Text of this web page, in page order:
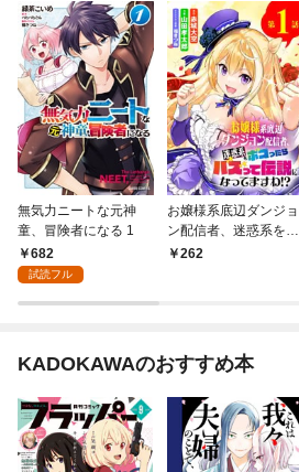
無気力ニートな元神
童、冒険者になる 1
682
試読フル
お嬢様系底辺ダンジョ
ン配信者、迷惑系をボ
コったらバズって伝説
262
KADOKAWAのおすすめ本